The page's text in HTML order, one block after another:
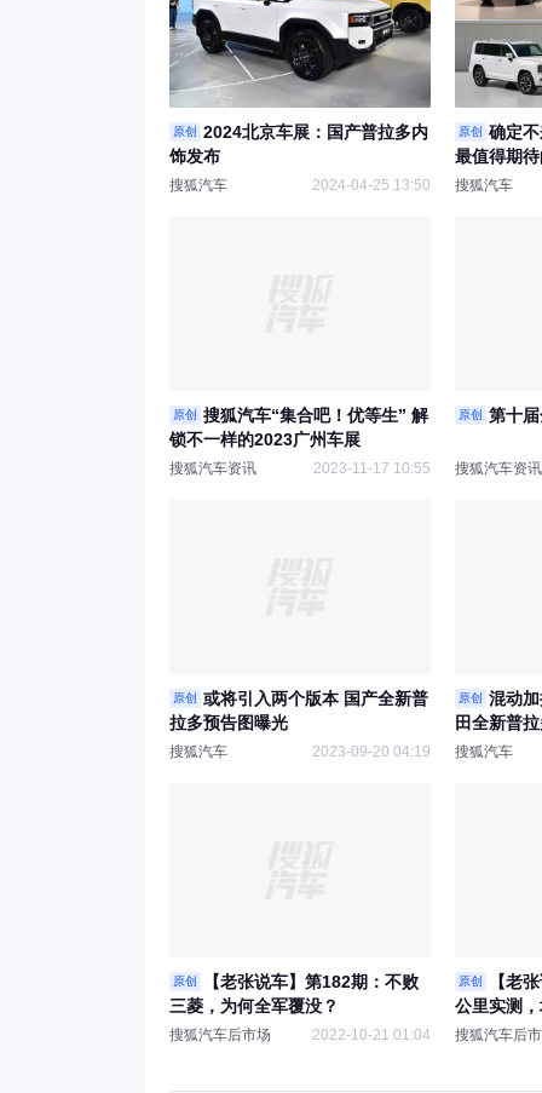
原创
2024北京车展：国产普拉多内
饰发布
搜狐汽车 2024-04-25 13:50
原创
确定
最值得期
搜狐汽车
原创
搜狐汽车“集合吧！优等生” 解
锁不一样的2023广州车展
搜狐汽车资讯 2023-11-17 10:55
原创 第十
搜狐汽车资讯
原创
或将引入两个版本 国产全新普
拉多预告图曝光
搜狐汽车 2023-09-20 04:19
原创
混动
田全新普
搜狐汽车
原创
【老张说车】第182期：不败
三菱，为何全军覆没？
搜狐汽车后市场 2022-10-21 01:04
原创
【老
公里实测
搜狐汽车后